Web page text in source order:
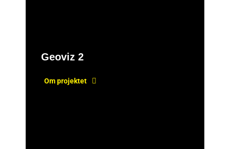
Geoviz 2
Om projektet